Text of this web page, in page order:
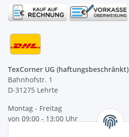
TexCorner UG (haftungsbeschränkt)
Bahnhofstr. 1
D-31275 Lehrte
Montag - Freitag
von 09:00 - 13:00 Uhr